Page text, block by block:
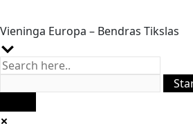
Vieninga Europa – Bendras Tikslas